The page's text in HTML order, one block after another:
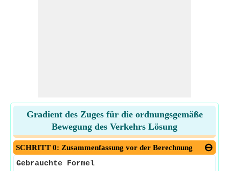
Gradient des Zuges für die ordnungsgemäße
Bewegung des Verkehrs Lösung
SCHRITT 0: Zusammenfassung vor der Berechnung
Gebrauchte Formel